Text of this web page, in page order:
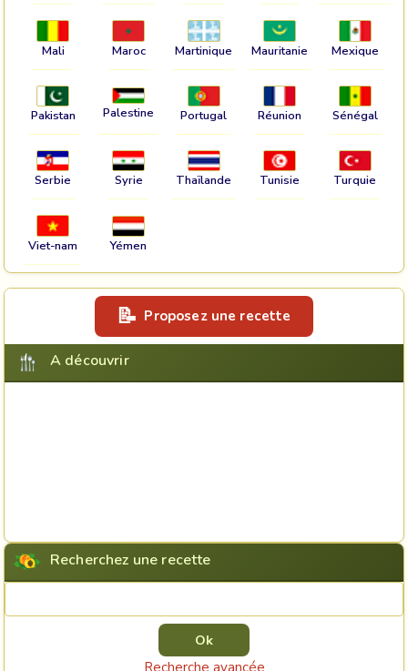
Mali Maroc Martinique Mauritanie Mexique
Pakistan Palestine Portugal Réunion Sénégal
Serbie Syrie Thaïlande Tunisie Turquie
Viet-nam Yémen
Proposez une recette
A découvrir
Recherchez une recette
Recherche avancée